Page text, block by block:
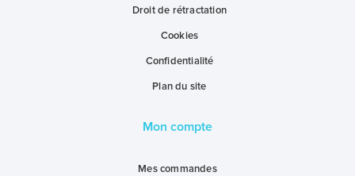
Droit de rétractation
Cookies
Confidentialité
Plan du site
Mon compte
Mes commandes